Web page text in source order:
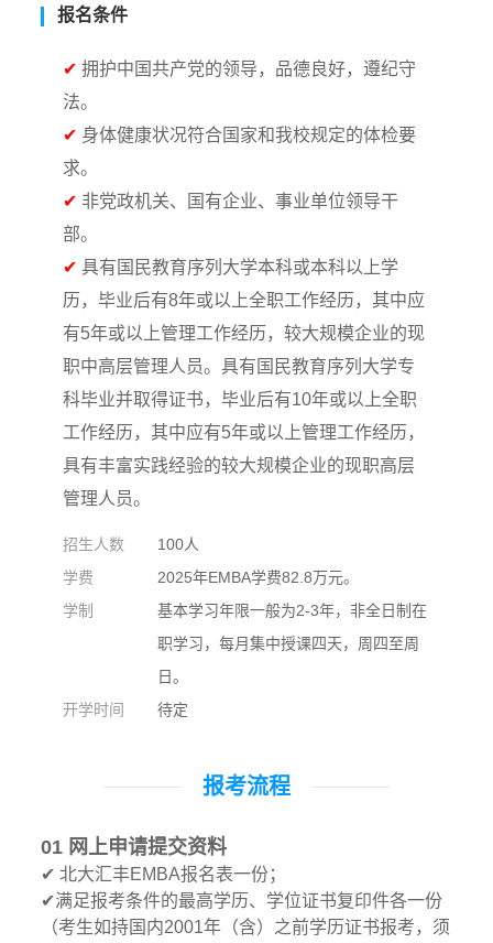
报名条件
✔ 拥护中国共产党的领导，品德良好，遵纪守
法。
✔ 身体健康状况符合国家和我校规定的体检要
求。
✔ 非党政机关、国有企业、事业单位领导干
部。
✔具有国民教育序列大学本科或本科以上学
历，毕业后有8年或以上全职工作经历，其中应
有5年或以上管理工作经历，较大规模企业的现
职中高层管理人员。具有国民教育序列大学专
科毕业并取得证书，毕业后有10年或以上全职
工作经历，其中应有5年或以上管理工作经历，
具有丰富实践经验的较大规模企业的现职高层
管理人员。
招生人数
100人
学费
2025年EMBA学费82.8万元。
学制
基本学习年限一般为2-3年，非全日制在
职学习，每月集中授课四天，周四至周
日。
开学时间
待定
报考流程
01 网上申请提交资料
✔ 北大汇丰EMBA报名表一份；
✔满足报考条件的最高学历、学位证书复印件各一份
（考生如持国内2001年（含）之前学历证书报考，须